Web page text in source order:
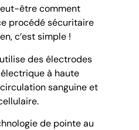
être comment
procédé sécuritaire
c’est simple !
des électrodes
à haute
sanguine et
de pointe au